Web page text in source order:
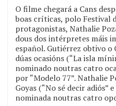
O filme chegará a Cans
boas críticas, polo Festival
protagonistas, Nathalie
dous dos intérpretes máis
español. Gutiérrez obtivo o
dúas ocasións (“La isla
nominado noutras catro
por “Modelo 77”. Nathalie
Goyas (“No sé decir adiós”
nominada noutras catro